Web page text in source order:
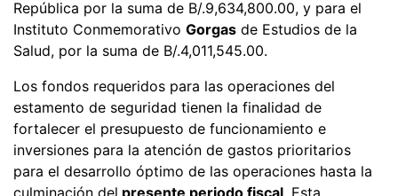
República por la suma de B/.9,634,800.00, y para el
Instituto Conmemorativo Gorgas de Estudios de la
Salud, por la suma de B/.4,011,545.00.
Los fondos requeridos para las operaciones del
estamento de seguridad tienen la finalidad de
fortalecer el presupuesto de funcionamiento e
inversiones para la atención de gastos prioritarios
para el desarrollo óptimo de las operaciones hasta la
culminación del presente periodo fiscal. Esta